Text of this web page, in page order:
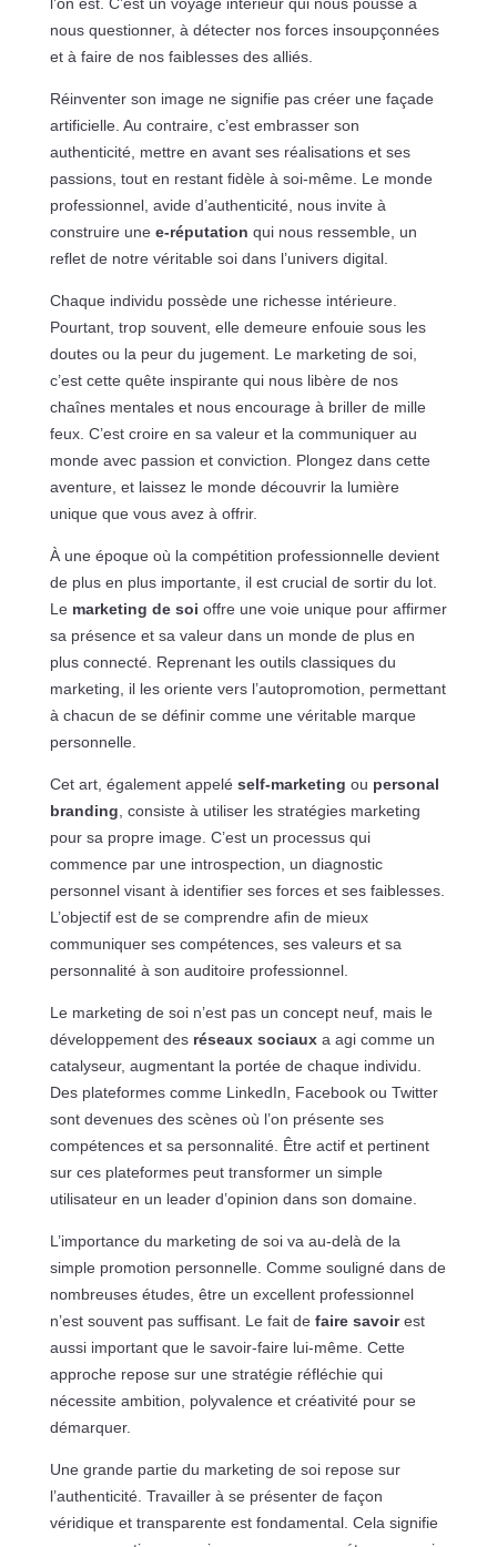
nous questionner, à détecter nos forces insoupçonnées
et à faire de nos faiblesses des alliés.
Réinventer son image ne signifie pas créer une façade
artificielle. Au contraire, c’est embrasser son
authenticité, mettre en avant ses réalisations et ses
passions, tout en restant fidèle à soi-même. Le monde
professionnel, avide d’authenticité, nous invite à
construire une e-réputation qui nous ressemble, un
reflet de notre véritable soi dans l’univers digital.
Chaque individu possède une richesse intérieure.
Pourtant, trop souvent, elle demeure enfouie sous les
doutes ou la peur du jugement. Le marketing de soi,
c’est cette quête inspirante qui nous libère de nos
chaînes mentales et nous encourage à briller de mille
feux. C’est croire en sa valeur et la communiquer au
monde avec passion et conviction. Plongez dans cette
aventure, et laissez le monde découvrir la lumière
unique que vous avez à offrir.
À une époque où la compétition professionnelle devient
de plus en plus importante, il est crucial de sortir du lot.
Le marketing de soi offre une voie unique pour affirmer
sa présence et sa valeur dans un monde de plus en
plus connecté. Reprenant les outils classiques du
marketing, il les oriente vers l’autopromotion, permettant
à chacun de se définir comme une véritable marque
personnelle.
Cet art, également appelé self-marketing ou personal
branding , consiste à utiliser les stratégies marketing
pour sa propre image. C’est un processus qui
commence par une introspection, un diagnostic
personnel visant à identifier ses forces et ses faiblesses.
L’objectif est de se comprendre afin de mieux
communiquer ses compétences, ses valeurs et sa
personnalité à son auditoire professionnel.
Le marketing de soi n’est pas un concept neuf, mais le
développement des réseaux sociauxa agi comme un
catalyseur, augmentant la portée de chaque individu.
Des plateformes comme LinkedIn, Facebook ou Twitter
sont devenues des scènes où l’on présente ses
compétences et sa personnalité. Être actif et pertinent
sur ces plateformes peut transformer un simple
utilisateur en un leader d’opinion dans son domaine.
L’importance du marketing de soi va au-delà de la
simple promotion personnelle. Comme souligné dans de
nombreuses études, être un excellent professionnel
n’est souvent pas suffisant. Le fait de faire savoirest
aussi important que le savoir-faire lui-même. Cette
approche repose sur une stratégie réfléchie qui
nécessite ambition, polyvalence et créativité pour se
démarquer.
Une grande partie du marketing de soi repose sur
l’authenticité. Travailler à se présenter de façon
véridique et transparente est fondamental. Cela signifie